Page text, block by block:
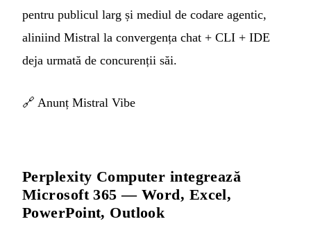
pentru publicul larg și mediul de codare agentic,
aliniind Mistral la convergența chat + CLI + IDE
deja urmată de concurenții săi.
🔗 Anunț Mistral Vibe
Perplexity Computer integrează
Microsoft 365 — Word, Excel,
PowerPoint, Outlook